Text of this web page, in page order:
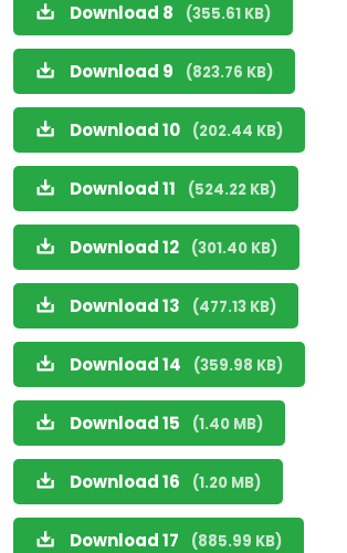
Download 8 (355.61 KB)
Download 9 (823.76 KB)
Download 10 (202.44 KB)
Download 11 (524.22 KB)
Download 12 (301.40 KB)
Download 13 (477.13 KB)
Download 14 (359.98 KB)
Download 15 (1.40 MB)
Download 16 (1.20 MB)
Download 17 (885.99 KB)